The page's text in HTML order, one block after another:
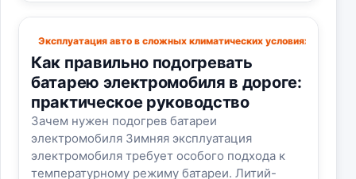
Эксплуатация авто в сложных климатических условиях
Как правильно подогревать
батарею электромобиля в дороге:
практическое руководство
Зачем нужен подогрев батареи
электромобиля Зимняя эксплуатация
электромобиля требует особого подхода к
температурному режиму батареи. Литий-